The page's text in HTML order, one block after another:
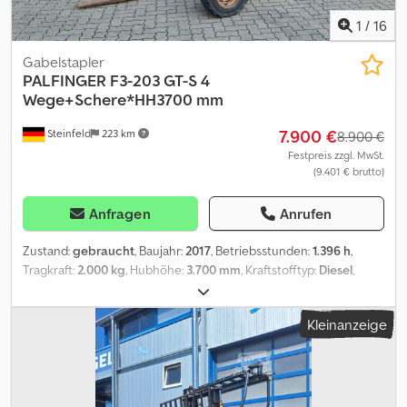
1 / 16
Steinfeld 223 km
Gabelstapler
PALFINGER F3-203 GT-S 4
Wege+Schere*HH3700 mm
7.900 €8.900 €
Festpreis zzgl. MwSt.
(9.401 € brutto)
Anfragen Anrufen
Zustand:gebraucht, Baujahr:2017, Betriebsstunden:1.396 h,
Tragkraft:2.000 kg, Hubhöhe: 3.700 mm, Kraftstofftyp: Diesel,
, Ausstattung:Kopfschutz
ein Mitnahmestapler der Marke Palfinger F3-203 GT-S 4 Wege mit
folgender Austattung: * Hubkraft/ Traglast: 2000 kg bei LSP 1400
mm * Überhang am LKW 1230 mm * Turm/Mastneigung:
plus/minus 6 Grad * Gabelträger FEM 2A, Breite 1100 mm Cjdpozb
T U Ajfx Aifsrf * Scherenvorschub 900 mm * hydrostatischer
Antrieb auf 3 Räder mit Differenzialsperre und dynamischer
Kleinanzeige